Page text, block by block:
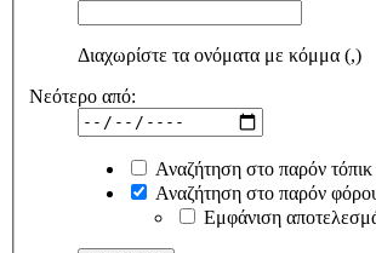
Διαχωρίστε τα ονόματα με κόμμα (,)
Νεότερο από:
Αναζήτηση στο παρόν
Αναζήτηση στο παρόν
Εμφάνιση